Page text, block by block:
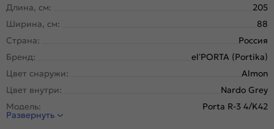
Длина, см:
205
Ширина, см:
88
Страна:
Россия
Бренд:
el’PORTA (Portika)
Цвет снаружи:
Almon
Цвет внутри:
Nardo Grey
Модель:
Porta R-3 4/K42
Открывание:
Развернуть